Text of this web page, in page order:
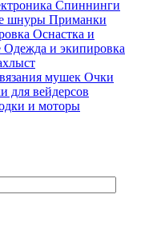
Спиннинги
шнуры Приманки
Оснастка и
Одежда и экипировка
мушек Очки
для вейдерсов
и моторы